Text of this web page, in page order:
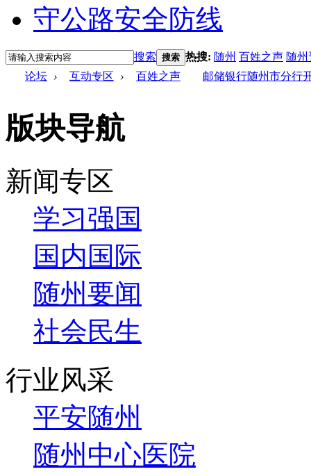
搜索 搜索 热搜: 随州 百姓之声 随
论坛 › 互动专区 › 百姓之声 邮储银行随州市分行
版块导航
新闻专区
学习强国
国内国际
随州要闻
社会民生
行业风采
平安随州
随州中心医院